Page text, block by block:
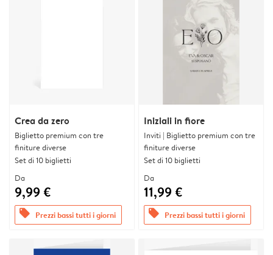
Crea da zero
Biglietto premium con tre
finiture diverse
Set di 10 biglietti
Da
9,99 €
offers Prezzi bassi tutti i giorni
Iniziali in fiore
Inviti | Biglietto premium con tre
finiture diverse
Set di 10 biglietti
Da
11,99 €
offers Prezzi bassi tutti i giorni